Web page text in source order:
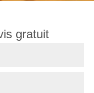
gratuit